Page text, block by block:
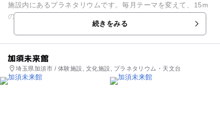
施設内にあるプラネタリウムです。毎月テーマを変えて、15m
のドームが満天の星空に変わります。鮮やかに映し出される星
空に生解説が加わり、地球...続きをみる
加須未来館
埼玉県加須市 / 体験施設, 文化施設, プラネタリウム・天文台